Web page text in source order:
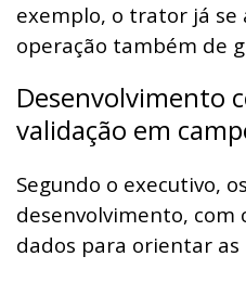
exemplo, o trator já
operação também de
Desenvolvimento
validação em
Segundo o executivo,
desenvolvimento, com
dados para orientar